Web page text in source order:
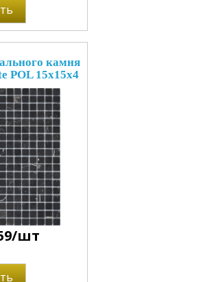
камня
POL 15x15x4
шт